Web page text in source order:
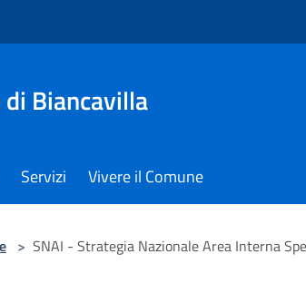
di Biancavilla
Servizi Vivere il Comune
> SNAI - Strategia Nazionale Area Interna